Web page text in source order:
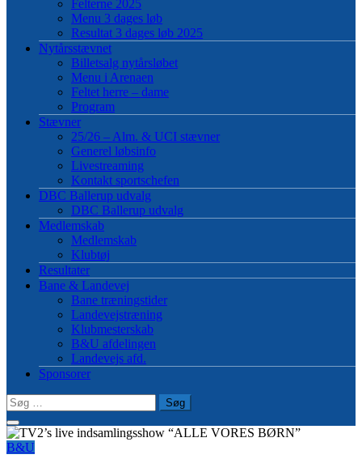
Felterne 2025
Menu 3 dages løb
Resultat 3 dages løb 2025
Nytårsstævnet
Billetsalg nytårsløbet
Menu i Arenaen
Feltet herre – dame
Program
Stævner
25/26 – Alm. & UCI stævner
Generel løbsinfo
Livestreaming
Kontakt sportschefen
DBC Ballerup udvalg
DBC Ballerup udvalg
Medlemskab
Medlemskab
Klubtøj
Resultater
Bane & Landevej
Bane træningstider
Landevejstræning
Klubmesterskab
B&U afdelingen
Landevejs afd.
Sponsorer
Søg
efter:
B&U